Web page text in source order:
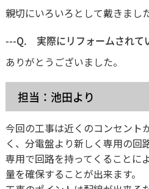
親切にいろいろとして戴きました
---Q. 実際にリフォームされて
ありがとうございました。
担当：池田より
今回の工事は近くのコンセント
く、分電盤より新しく専用の回
専用で回路を持ってくることに
量を確保することが出来ます。